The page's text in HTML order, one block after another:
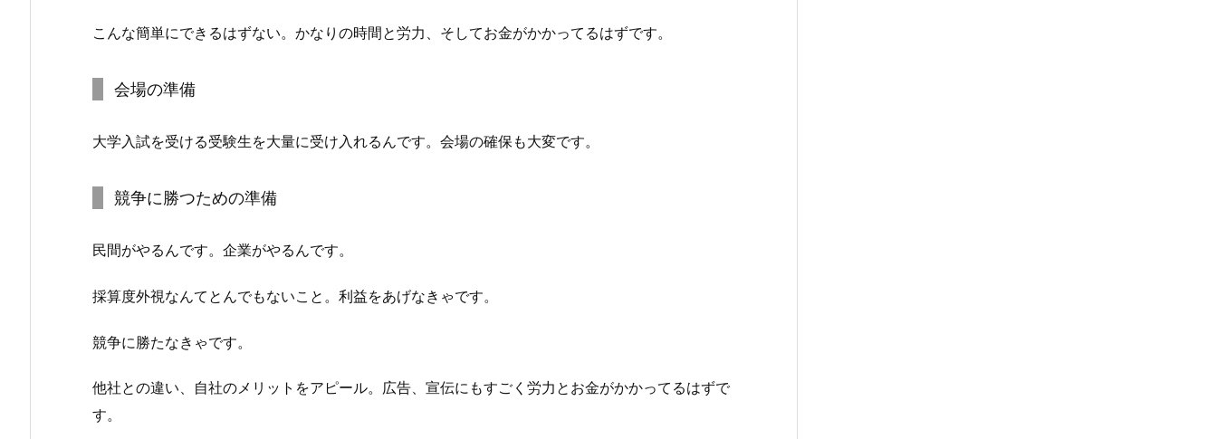
こんな簡単にできるはずない。かなりの時間と労力、そしてお金がかかってるはずです。
会場の準備
大学入試を受ける受験生を大量に受け入れるんです。会場の確保も大変です。
競争に勝つための準備
民間がやるんです。企業がやるんです。
採算度外視なんてとんでもないこと。利益をあげなきゃです。
競争に勝たなきゃです。
他社との違い、自社のメリットをアピール。広告、宣伝にもすごく労力とお金がかかってるはずで
す。